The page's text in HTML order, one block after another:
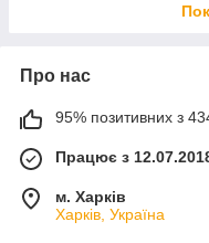
Про нас
95% позитивних з 434
Працює з
м. Харків
Харків, Україна